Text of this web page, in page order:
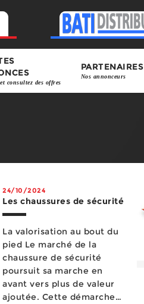
consultez des offres
PARTENAIRES
Nos annonceurs
24/10/2024
Les chaussures de sécurité
La valorisation au bout du
pied Le marché de la
chaussure de sécurité
poursuit sa marche en
avant vers plus de valeur
ajoutée. Cette démarche